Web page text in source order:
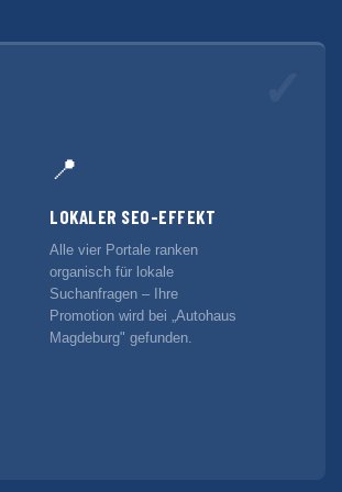
📍
LOKALER SEO-EFFEKT
Alle vier Portale ranken
organisch für lokale
Suchanfragen – Ihre
Promotion wird bei „Autohaus
Magdeburg" gefunden.